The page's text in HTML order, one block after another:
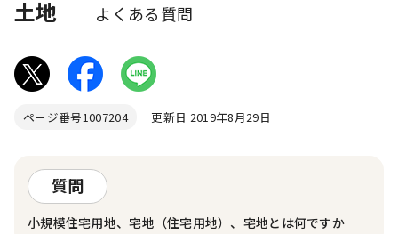
土地 よくある質問
ページ番号1007204 更新日 2019年8月29日
質問
小規模住宅用地、宅地（住宅用地）、宅地とは何ですか